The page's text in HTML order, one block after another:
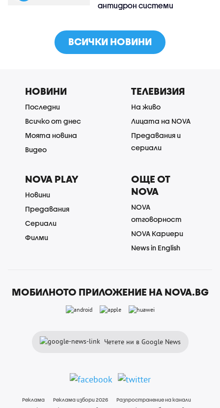
антидрон системи
ВСИЧКИ НОВИНИ
НОВИНИ
Последни
Всичко от днес
Моята новина
Видео
ТЕЛЕВИЗИЯ
На живо
Лицата на NOVA
Предавания и
сериали
NOVA PLAY
Новини
Предавания
Сериали
Филми
ОЩЕ ОТ
NOVA
NOVA
отговорност
NOVA Кариери
News in English
МОБИЛНОТО ПРИЛОЖЕНИЕ НА NOVA.BG
Четете ни в Google News
Реклама Реклама избори 2026
Разпространение на канали